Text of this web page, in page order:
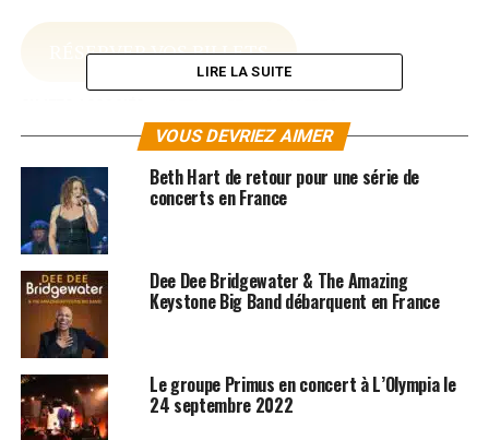
RÉSERVER VOS BILLETS
LIRE LA SUITE
VOUS DEVRIEZ AIMER
Beth Hart de retour pour une série de
concerts en France
Dee Dee Bridgewater & The Amazing
Keystone Big Band débarquent en France
Le groupe Primus en concert à L’Olympia le
24 septembre 2022